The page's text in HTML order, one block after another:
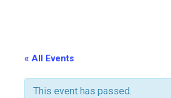
« All Events
This event has passed.